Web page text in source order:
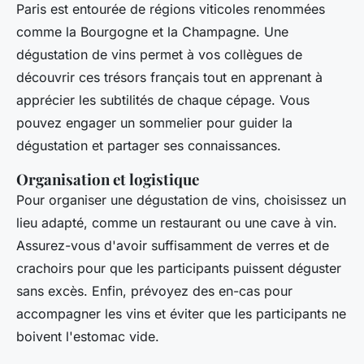
Paris est entourée de régions viticoles renommées
comme la Bourgogne et la Champagne. Une
dégustation de vins permet à vos collègues de
découvrir ces trésors français tout en apprenant à
apprécier les subtilités de chaque cépage. Vous
pouvez engager un sommelier pour guider la
dégustation et partager ses connaissances.
Organisation et logistique
Pour organiser une dégustation de vins, choisissez un
lieu adapté, comme un restaurant ou une cave à vin.
Assurez-vous d'avoir suffisamment de verres et de
crachoirs pour que les participants puissent déguster
sans excès. Enfin, prévoyez des en-cas pour
accompagner les vins et éviter que les participants ne
boivent l'estomac vide.